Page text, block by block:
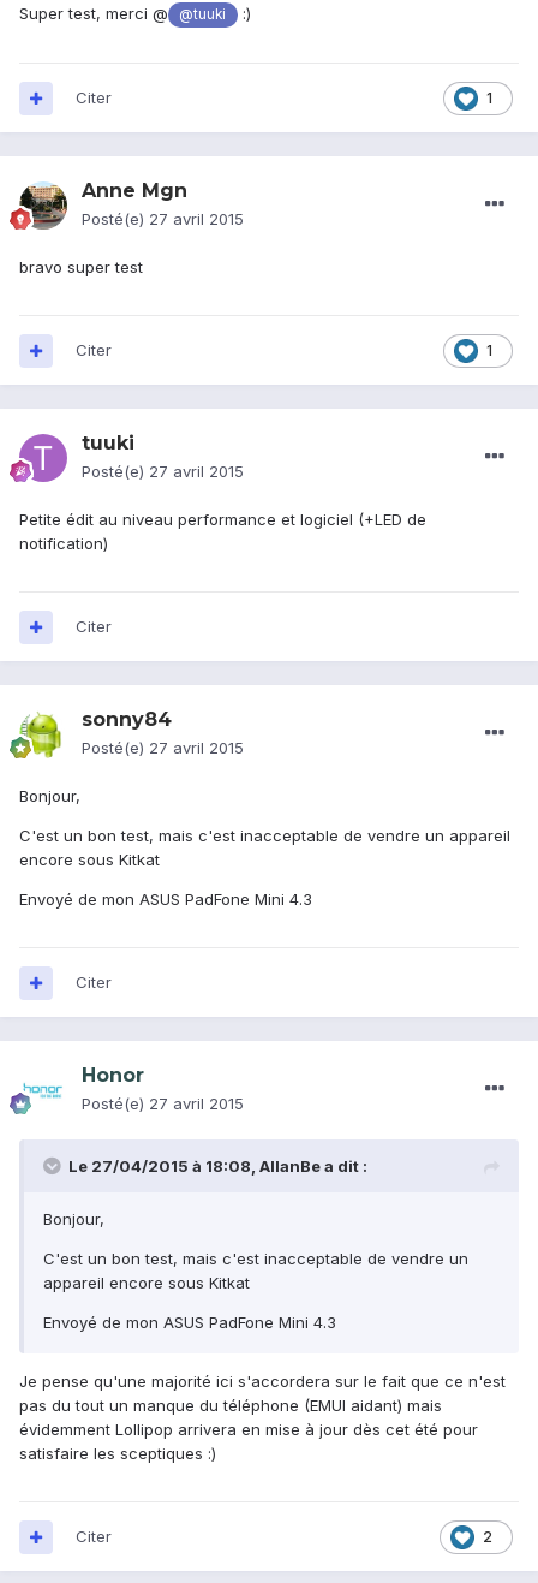
Super test, merci @ @tuuki :)
1
Citer
Anne Mgn
Posté(e) 27 avril 2015
bravo super test
1
Citer
tuuki
Posté(e) 27 avril 2015
Petite édit au niveau performance et logiciel (+LED de
notification)
Citer
sonny84
Posté(e) 27 avril 2015
Bonjour,
C'est un bon test, mais c'est inacceptable de vendre un appareil
encore sous Kitkat
Envoyé de mon ASUS PadFone Mini 4.3
Citer
Honor
Posté(e) 27 avril 2015
Le 27/04/2015 à 18:08, AllanBe a dit :
Bonjour,
C'est un bon test, mais c'est inacceptable de vendre un
appareil encore sous Kitkat
Envoyé de mon ASUS PadFone Mini 4.3
Je pense qu'une majorité ici s'accordera sur le fait que ce n'est
pas du tout un manque du téléphone (EMUI aidant) mais
évidemment Lollipop arrivera en mise à jour dès cet été pour
satisfaire les sceptiques :)
2
Citer